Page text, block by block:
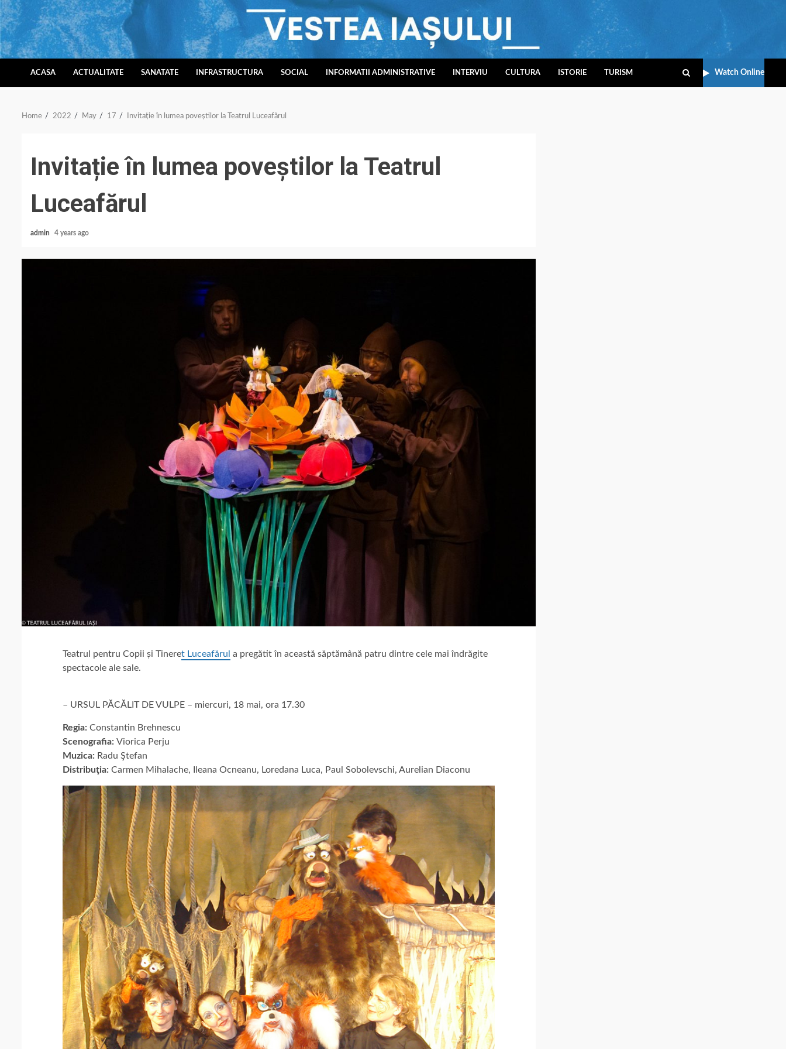
Skip
to
content
ACASA ACTUALITATE SANATATE INFRASTRUCTURA SOCIAL INFORMATII ADMINISTRATIVE INTERVIU CULTURA ISTORIE TURISM Watch Online
Home 2022 May 17 Invitație în lumea poveștilor la Teatrul Luceafărul
Invitație în lumea poveștilor la Teatrul
Luceafărul
admin 4 years ago
Teatrul pentru Copii și Tineret Luceafărul a pregătit în această săptămână patru dintre cele mai îndrăgite
spectacole ale sale.
– URSUL PĂCĂLIT DE VULPE – miercuri, 18 mai, ora 17.30
Regia: Constantin Brehnescu
Scenografia: Viorica Perju
Muzica: Radu Ştefan
Distribuţia: Carmen Mihalache, Ileana Ocneanu, Loredana Luca, Paul Sobolevschi, Aurelian Diaconu